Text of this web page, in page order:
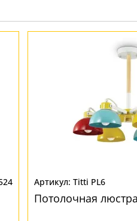
Titti PL6
Потолочная